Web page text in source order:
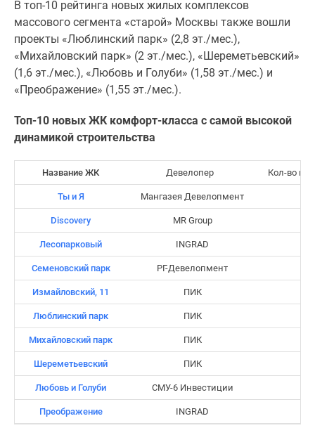
Дома
коттеджи
Коттеджные
поселки
Москве
Готовые
коттеджные
Строящиеся
коттеджные
поселки
Коттеджные
поселки
Коттеджные
поселки
водоема
Коттеджные
поселки
В топ-10 рейтинга новых жилых комплексов
массового сегмента «старой» Москвы также вошли
проекты «Люблинский парк» (2,8 эт./мес.),
«Михайловский парк» (2 эт./мес.), «Шереметьевский»
(1,6 эт./мес.), «Любовь и Голуби» (1,58 эт./мес.) и
«Преображение» (1,55 эт./мес.).
Топ-10 новых ЖК комфорт-класса с самой высокой
динамикой строительства
Название ЖК Девелопер Кол-во
Ты и Я Мангазея Девелопмент
Discovery MR Group
Лесопарковый INGRAD
Семеновский парк РГ-Девелопмент
Измайловский, 11 ПИК
Люблинский парк ПИК
Михайловский парк ПИК
Шереметьевский ПИК
Любовь и Голуби СМУ-6 Инвестиции
Преображение INGRAD